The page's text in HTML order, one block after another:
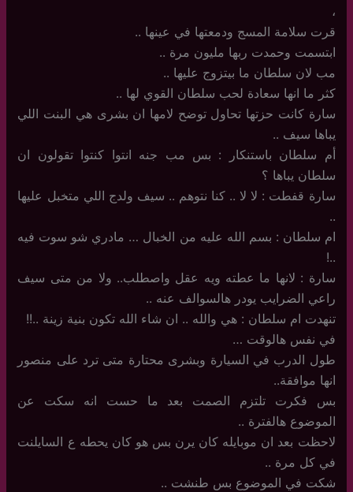
،
قرت سلامة المسج ودمعتها في عينها ..
ابتسمت وحمدت ربها مليون مرة ..
مب لان سلطان ما بيتزوج عليها ..
كثر ما انها سعادة لحب سلطان القوي لها ..
سارة كانت حزتها تحاول توضح لامها ان بشرى هي البنت اللي
يباها سيف ..
أم سلطان باستنكار : بس مب جنه انتوا كنتوا تقولون ان
سلطان يباها ؟
سارة قفطت : لا لا .. كنا نتوهم .. سيف ولدج اللي متخبل عليها
..
ام سلطان : بسم الله عليه من الخبال … مادري شو سوت فيه
..!
سارة : لانها ما عطته ويه عقل واصطلب.. ولا من متى سيف
راعي الضرايب يودر هالسوالف عنه ..
تنهدت ام سلطان : هي والله .. ان شاء الله تكون بنية زينة ..!!
في نفس هالوقت …
طول الدرب في السيارة وبشرى محتارة متى ترد على منصور
انها موافقة..
بس فكرت تلتزم الصمت بعد ما حست انه سكت عن
الموضوع هالفترة ..
لاحظت بعد ان موبايله كان يرن بس هو كان يحطه ع السايلنت
في كل مرة ..
شكت في الموضوع بس طنشت ..